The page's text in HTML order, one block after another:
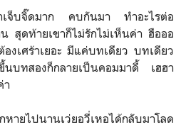
าเจ็บจิ๊ดมาก คบกันมา ทำอะไรต่อ
สุดท้ายเขาก็ไม่รักไม่เห็นค่า ฮือออ
งเศร้าเยอะ มีแค่บทเดียว บทเดียว
นบทสองก็กลายเป็นคอมมาดี้ เฮฮา
า
ปนานเว่ยอวี่เหอได้กลับมาโลด